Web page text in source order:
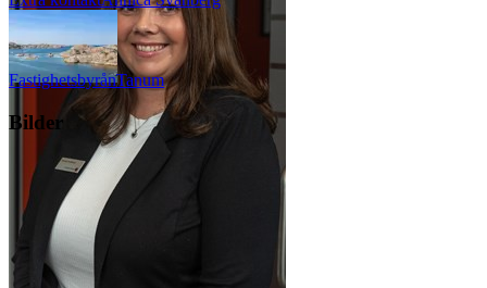
FastighetsbyrånTanum
Bilder